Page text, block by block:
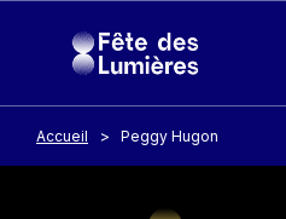
Accueil Peggy Hugon